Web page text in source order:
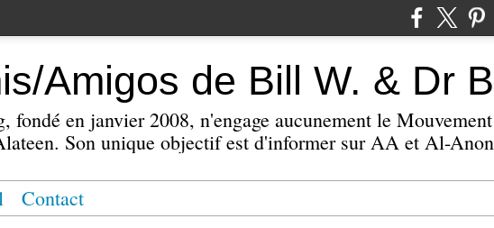
Amigos de Bill W. & Dr
fondé en janvier 2008, n'engage aucunement le
Son unique objectif est d'informer sur AA et Al-
Contact